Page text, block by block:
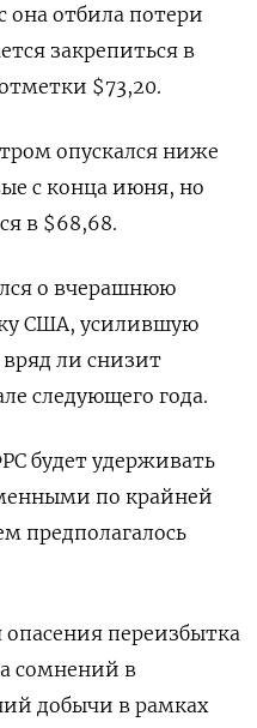
она отбила потери
закрепиться в
$73,20.
опускался ниже
с конца июня, но
в $68,68.
о вчерашнюю
США, усилившую
ли снизит
следующего года.
будет удерживать
по крайней
предполагалось
переизбытка
сомнений в
добычи в рамках